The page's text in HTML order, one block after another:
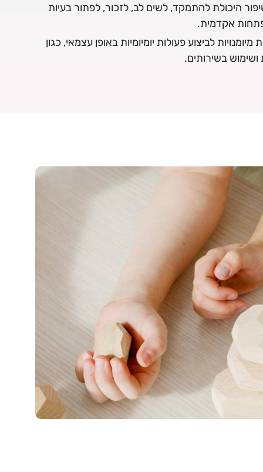
היכולת להתמקד, לשים לב, לזכור, לפתור בעיות
אקדמית.
לביצוע פעולות יומיומיות באופן עצמאי, כגון
ושימוש בשירותים.